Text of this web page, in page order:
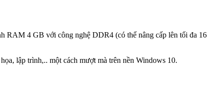
RAM 4 GB với công nghệ DDR4 (có thể nâng cấp lên tối đa 16
lập trình,.. một cách mượt mà trên nền Windows 10.